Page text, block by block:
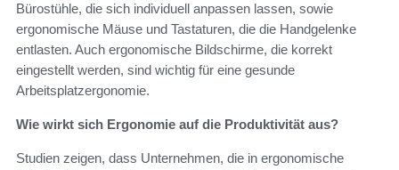
Bürostühle, die sich individuell anpassen lassen, sowie
ergonomische Mäuse und Tastaturen, die die Handgelenke
entlasten. Auch ergonomische Bildschirme, die korrekt
eingestellt werden, sind wichtig für eine gesunde
Arbeitsplatzergonomie.
Wie wirkt sich Ergonomie auf die Produktivität aus?
Studien zeigen, dass Unternehmen, die in ergonomische